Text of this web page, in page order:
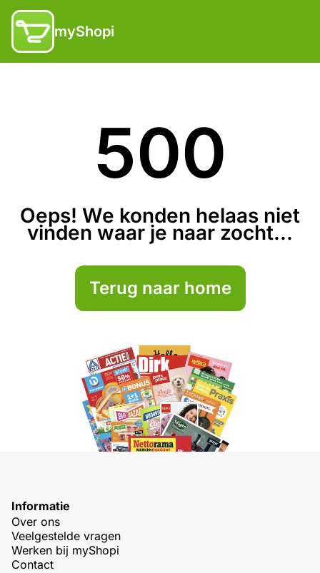
myShopi
500
Oeps! We konden helaas niet
vinden waar je naar zocht...
Terug naar home
Informatie
Over ons
Veelgestelde vragen
Werken bij myShopi
Contact